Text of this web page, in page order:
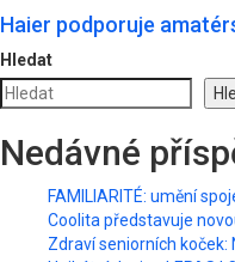
Haier podporuje
Hledat
Nedávné
FAMILIARITÉ: umění
Coolita představuje
Zdraví seniorních